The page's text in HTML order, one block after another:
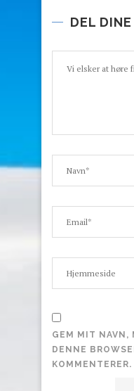
DEL
GEM MIT NAVN,
DENNE
KOMMENTERER.